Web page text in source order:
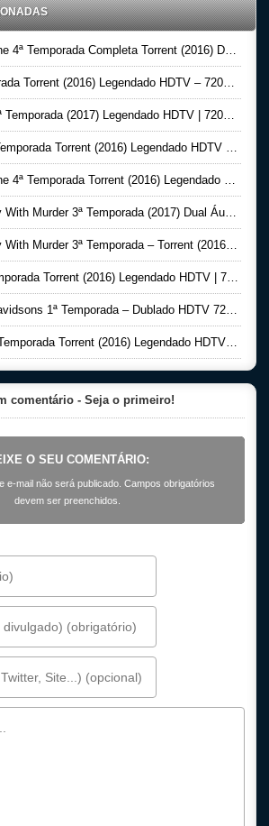
Completa Torrent (2016) Dual Áudio 720p – Download
Torrent (2016) Legendado HDTV – 720p – Download
(2017) Legendado HDTV | 720p – Torrent Download
Torrent (2016) Legendado HDTV | 720p – Download
Torrent (2016) Legendado HDTV | 720p Download
3ª Temporada (2017) Dual Áudio 720p – Torrent Download
3ª Temporada – Torrent (2016) HDTV | 720p Legendado Download
Torrent (2016) Legendado HDTV | 720p – Download
Temporada – Dublado HDTV 720p – Torrent Download (2016)
Torrent (2016) Legendado HDTV – 720p Download
comentário - Seja o primeiro!
O SEU COMENTÁRIO:
e-mail não será publicado. Campos obrigatórios
devem ser preenchidos.